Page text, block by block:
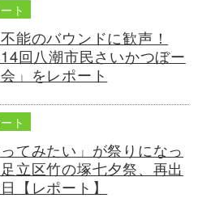
ト
能のバウンドに歓声！
14回八潮市民さいかつぼー
」をレポート
ト
ってみたい」が祭りになっ
立区竹の塚七夕祭、再出
【レポート】